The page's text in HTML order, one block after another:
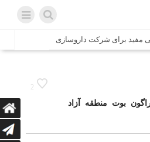
تومانی مفید برای شرکت داروسازی
در سفارت ایران در اسلام
تجاری ایران و پاکستان با
2
بوت منطقه آزاد